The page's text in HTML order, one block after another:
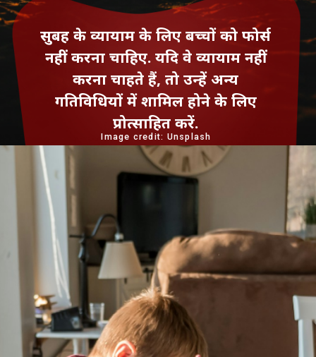
सुबह के व्यायाम के लिए बच्चों को फोर्स
नहीं करना चाहिए. यदि वे व्यायाम नहीं
करना चाहते हैं, तो उन्हें अन्य
गतिविधियों में शामिल होने के लिए
प्रोत्साहित करें.
Image credit: Unsplash